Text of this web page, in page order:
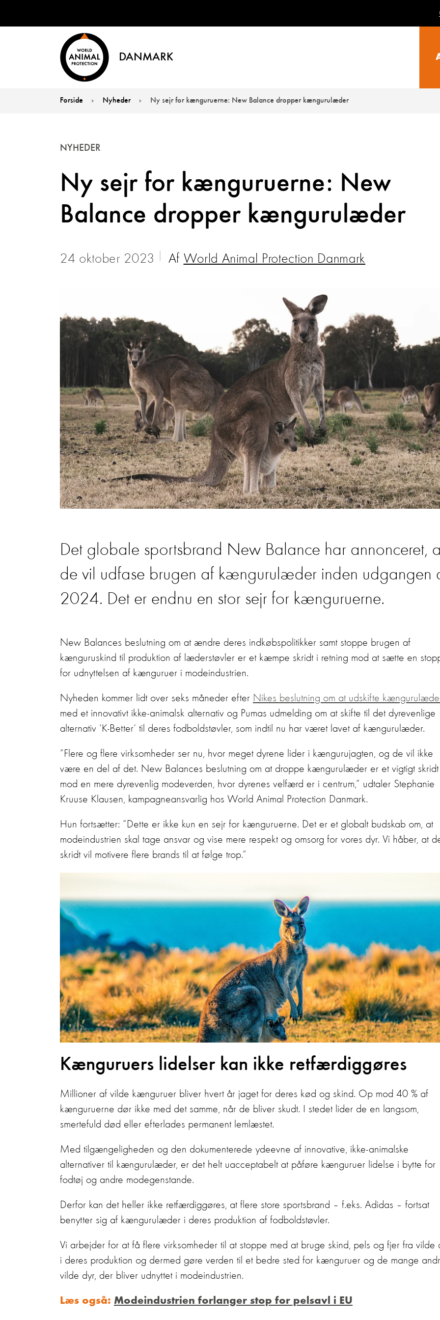
DANMARK
Forside Nyheder Ny sejr for kænguruerne: New Balance dropper kængurulæder
Ny sejr for kænguruerne: New
Balance dropper kængurulæder
NYHEDER
24 oktober 2023 Af World Animal Protection Danmark
Det globale sportsbrand New Balance har annonceret,
de vil udfase brugen af kængurulæder inden udgangen
2024. Det er endnu en stor sejr for kænguruerne.
New Balances beslutning om at ændre deres indkøbspolitikker samt stoppe brugen af
kænguruskind til produktion af læderstøvler er et kæmpe skridt i retning mod at sætte en
for udnyttelsen af kænguruer i modeindustrien.
Nyheden kommer lidt over seks måneder efter Nikes beslutning om at udskifte
med et innovativt ikke-animalsk alternativ og Pumas udmelding om at skifte til det dyrevenlige
alternativ ’K-Better’ til deres fodboldstøvler, som indtil nu har været lavet af kængurulæder.
”Flere og flere virksomheder ser nu, hvor meget dyrene lider i kængurujagten, og de vil ikke
være en del af det. New Balances beslutning om at droppe kængurulæder er et vigtigt skridt
mod en mere dyrevenlig modeverden, hvor dyrenes velfærd er i centrum,” udtaler Stephanie
Kruuse Klausen, kampagneansvarlig hos World Animal Protection Danmark.
Hun fortsætter: ”Dette er ikke kun en sejr for kænguruerne. Det er et globalt budskab om, at
modeindustrien skal tage ansvar og vise mere respekt og omsorg for vores dyr. Vi håber, at
skridt vil motivere flere brands til at følge trop.”
Kænguruers lidelser kan ikke retfærdiggøres
Millioner af vilde kænguruer bliver hvert år jaget for deres kød og skind. Op mod 40 % af
kænguruerne dør ikke med det samme, når de bliver skudt. I stedet lider de en langsom,
smertefuld død eller efterlades permanent lemlæstet.
Med tilgængeligheden og den dokumenterede ydeevne af innovative, ikke-animalske
alternativer til kængurulæder, er det helt uacceptabelt at påføre kænguruer lidelse i bytte for
fodtøj og andre modegenstande.
Derfor kan det heller ikke retfærdiggøres, at flere store sportsbrand – f.eks. Adidas – fortsat
benytter sig af kængurulæder i deres produktion af fodboldstøvler.
Vi arbejder for at få flere virksomheder til at stoppe med at bruge skind, pels og fjer fra vilde
i deres produktion og dermed gøre verden til et bedre sted for kænguruer og de mange
vilde dyr, der bliver udnyttet i modeindustrien.
Læs også: Modeindustrien forlanger stop for pelsavl i EU